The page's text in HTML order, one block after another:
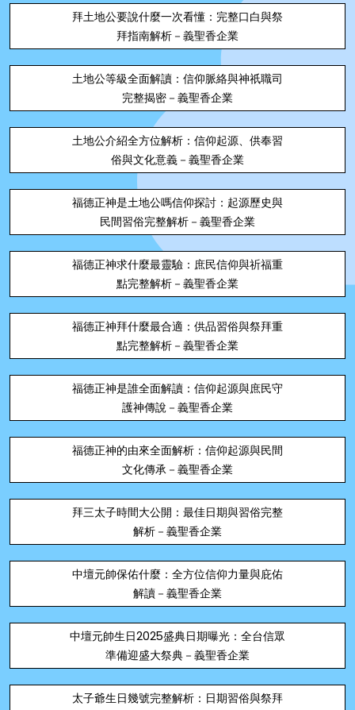
拜土地公要說什麼一次看懂：完整口白與祭
拜指南解析－義聖香企業
土地公等級全面解讀：信仰脈絡與神祇職司
完整揭密－義聖香企業
土地公介紹全方位解析：信仰起源、供奉習
俗與文化意義－義聖香企業
福德正神是土地公嗎信仰探討：起源歷史與
民間習俗完整解析－義聖香企業
福德正神求什麼最靈驗：庶民信仰與祈福重
點完整解析－義聖香企業
福德正神拜什麼最合適：供品習俗與祭拜重
點完整解析－義聖香企業
福德正神是誰全面解讀：信仰起源與庶民守
護神傳說－義聖香企業
福德正神的由來全面解析：信仰起源與民間
文化傳承－義聖香企業
拜三太子時間大公開：最佳日期與習俗完整
解析－義聖香企業
中壇元帥保佑什麼：全方位信仰力量與庇佑
解讀－義聖香企業
中壇元帥生日2025盛典日期曝光：全台信眾
準備迎盛大祭典－義聖香企業
太子爺生日幾號完整解析：日期習俗與祭拜